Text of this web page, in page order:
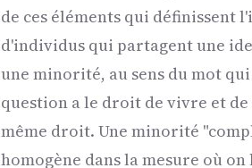
de ces éléments qui définissent
d'individus qui partagent une
une minorité, au sens du mot
question a le droit de vivre et
même droit. Une minorité
homogène dans la mesure où